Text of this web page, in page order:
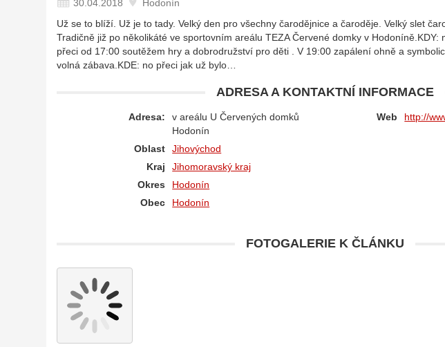
30.04.2018
Hodonín
Už se to blíží. Už je to tady. Velký den pro všechny čarodějnice a čaroděje. Velký slet
Tradičně již po několikáté ve sportovním areálu TEZA Červené domky v Hodoníně.KDY:
přeci od 17:00 soutěžem hry a dobrodružství pro děti . V 19:00 zapálení ohně a
volná zábava.KDE: no přeci jak už bylo…
ADRESA A KONTAKTNÍ INFORMACE
Adresa:
v areálu U Červených domků
Hodonín
Oblast
Jihovýchod
Kraj
Jihomoravský kraj
Okres
Hodonín
Obec
Hodonín
Web http://
FOTOGALERIE K ČLÁNKU